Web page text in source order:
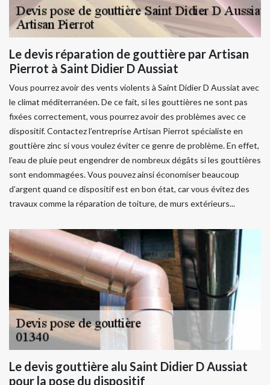
Le devis réparation de gouttière par Artisan
Pierrot à Saint Didier D Aussiat
Vous pourrez avoir des vents violents à Saint Didier D Aussiat avec
le climat méditerranéen. De ce fait, si les gouttières ne sont pas
fixées correctement, vous pourrez avoir des problèmes avec ce
dispositif. Contactez l’entreprise Artisan Pierrot spécialiste en
gouttière zinc si vous voulez éviter ce genre de problème. En effet,
l’eau de pluie peut engendrer de nombreux dégâts si les gouttières
sont endommagées. Vous pouvez ainsi économiser beaucoup
d’argent quand ce dispositif est en bon état, car vous évitez des
travaux comme la réparation de toiture, de murs extérieurs...
Le devis gouttière alu Saint Didier D Aussiat
pour la pose du dispositif